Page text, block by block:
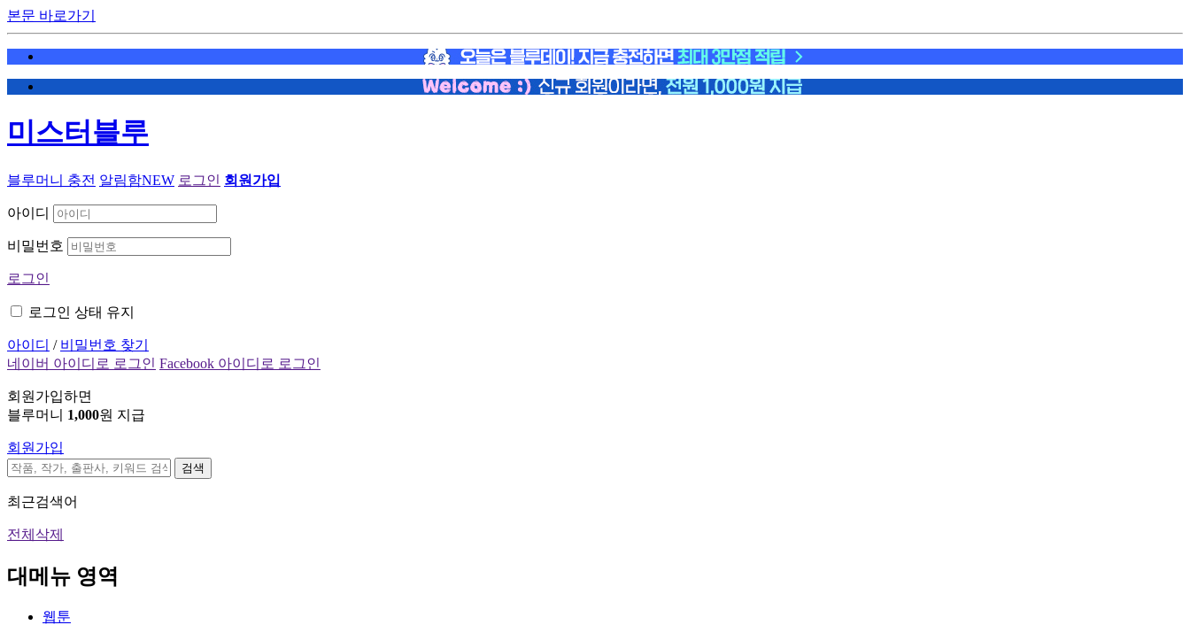
본문 바로가기
미스터블루
블루머니 충전 알림함NEW 로그인 회원가입
아이디
비밀번호
로그인
로그인 상태 유지
아이디 / 비밀번호 찾기
네이버 아이디로 로그인 Facebook 아이디로 로그인
회원가입하면
블루머니 1,000원 지급
회원가입
검색
최근검색어
전체삭제
대메뉴 영역
웹툰